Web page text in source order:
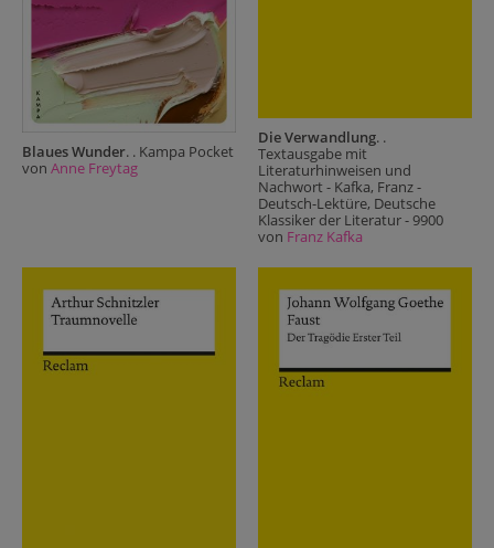
Blaues Wunder. . Kampa Pocket
von Anne Freytag
Die Verwandlung. .
Textausgabe mit
Literaturhinweisen und
Nachwort - Kafka, Franz -
Deutsch-Lektüre, Deutsche
Klassiker der Literatur - 9900
von Franz Kafka